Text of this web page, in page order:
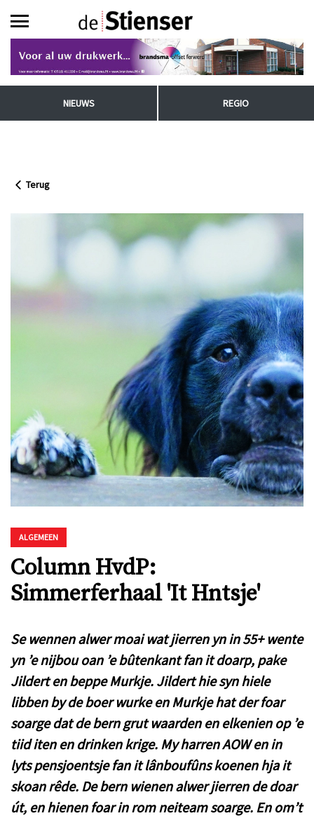
NIEUWS REGIO
Terug
ALGEMEEN
Column HvdP:
Simmerferhaal 'It Hntsje'
Se wennen alwer moai wat jierren yn in 55+ wente
yn ’e nijbou oan ’e bûtenkant fan it doarp, pake
Jildert en beppe Murkje. Jildert hie syn hiele
libben by de boer wurke en Murkje hat der foar
soarge dat de bern grut waarden en elkenien op ’e
tiid iten en drinken krige. My harren AOW en in
lyts pensjoentsje fan it lânboufûns koenen hja it
skoan rêde. De bern wienen alwer jierren de doar
út, en hienen foar in rom neiteam soarge. En om’t